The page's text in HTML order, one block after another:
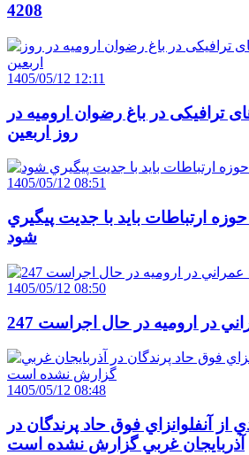
4208
1405/05/12 12:11
ترافیکی در باغ رضوان ارومیه در
روز اربعین
1405/05/12 08:51
ارتباطات بايد با جديت پيگيري
شود
1405/05/12 08:50
در اروميه در حال اجراست
1405/05/12 08:48
از آنفلوانزاي فوق حاد پرندگان در
آذربايجان غربي گزارش نشده است